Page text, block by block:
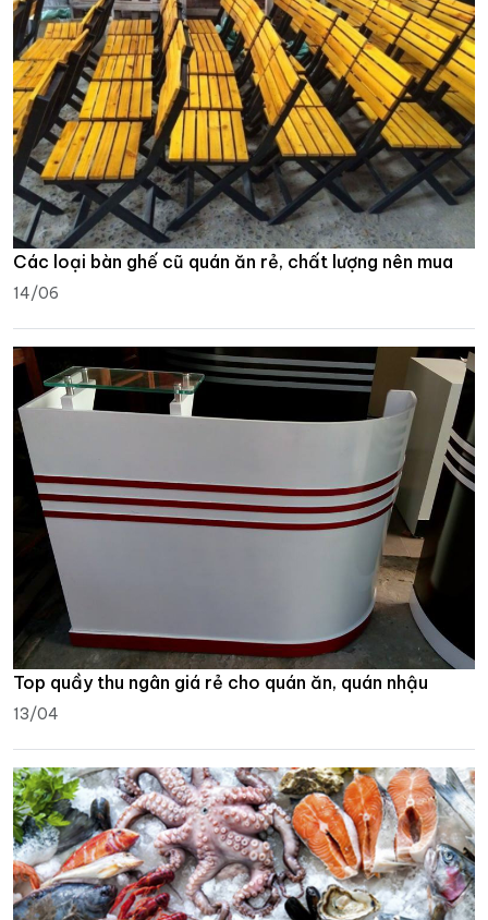
Các loại bàn ghế cũ quán ăn rẻ, chất lượng nên mua
14/06
Top quầy thu ngân giá rẻ cho quán ăn, quán nhậu
13/04